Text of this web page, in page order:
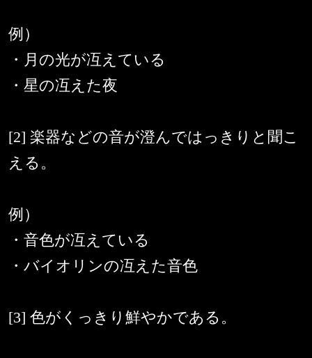
例）
・月の光が冱えている
・星の冱えた夜
[2] 楽器などの音が澄んではっきりと聞こ
える。
例）
・音色が冱えている
・バイオリンの冱えた音色
[3] 色がくっきり鮮やかである。